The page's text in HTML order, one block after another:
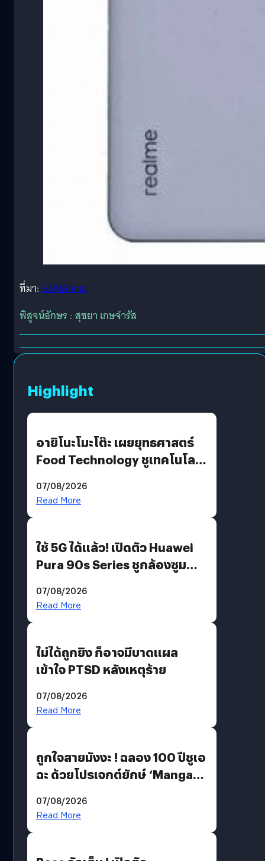
ที่มา: GSMArena
พิสูจน์อักษร : สุชยา เกษจำรัส
Highlight
อายิโนะโมะโต๊ะ เผยยุทธศาสตร์
Food Technology ชูเทคโนโลยี
บริโภคและ B2B
07/08/2026
Read More
ใช้ 5G ได้แล้ว! เปิดตัว Huawei
Pura 90s Series ชูกล้องซูม
07/08/2026
Read More
ไม่ได้ถูกยิง ก็อาจมีบาดแผล
เข้าใจ PTSD หลังเหตุร้าย
07/08/2026
Read More
ถูกใจสายมังงะ ! ฉลอง 100 ปีชูเอ
ฉะ ด้วยโปรเจกต์ยักษ์ ‘Manga
มีภาษาไทยด้วย
07/08/2026
Read More